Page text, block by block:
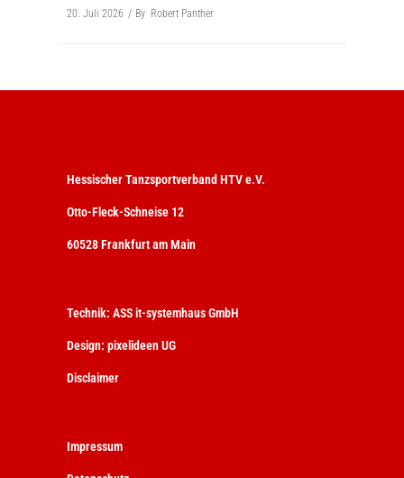
20. Juli 2026 By Robert Panther
Hessischer Tanzsportverband HTV e.V.
Otto-Fleck-Schneise 12
60528 Frankfurt am Main
Technik: ASS it-systemhaus GmbH
Design: pixelideen UG
Disclaimer
Impressum